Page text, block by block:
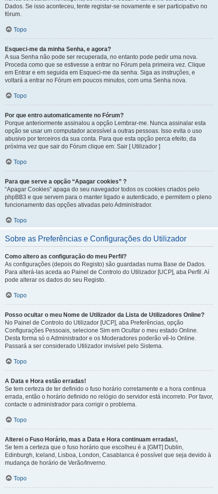
Dados. Se isso aconteceu, tente registar-se novamente e ser participativo no
fórum.
Topo
Esqueci-me da minha Senha, e agora?
A sua Senha não pode ser recuperada, no entanto pode pedir uma nova.
Proceda como que se estivesse a entrar no Fórum pela primeira vez. Clique
em Entrar e em seguida em Esqueci-me da senha. Siga as instruções, e
voltará a entrar no Fórum em poucos minutos, com uma Senha nova.
Topo
Por que entro automaticamente no Fórum?
Porque anteriormente assinalou a opção Lembrar-me. Nunca assinalar esta
opção se usar um computador acessível a outras pessoas. Isso evita o uso
abusivo por terceiros da sua conta. Para que esta opção perca efeito, da
próxima vez que sair do Fórum clique em: Sair [ Utilizador ]
Topo
Para que serve a opção “Apagar cookies” ?
“Apagar Cookies” apaga do seu navegador todos os cookies criados pelo
phpBB3 e que servem para o manter ligado e autenticado, e permitem o pleno
funcionamento das opções ativadas pelo Administrador.
Topo
Sobre as Preferências e Configurações do Utilizador
Como altero as configuração do meu Perfil?
As configurações (depois do Registo) são guardadas numa Base de Dados.
Para alterá-las aceda ao Painel de Controlo do Utilizador [UCP], aba Perfil. Aí
pode alterar os dados do seu Registo.
Topo
Posso ocultar o meu Nome de Utilizador da Lista de Utilizadores Online?
No Painel de Controlo do Utilizador [UCP], aba Preferências, opção
Configurações Pessoais, selecione Sim em Ocultar o meu estado Online.
Desta forma só o Administrador e os Moderadores poderão vê-lo Online.
Passará a ser considerado Utilizador invisível pelo Sistema.
Topo
A Data e Hora estão erradas!
Se tem certeza de ter definido o fuso horário corretamente e a hora continua
errada, então o horário definido no relógio do servidor está incorreto. Por favor,
contacte o administrador para corrigir o problema.
Topo
Alterei o Fuso Horário, mas a Data e Hora continuam erradas!,
Se tem a certeza que o fuso horário que escolheu é a [GMT] Dublin,
Edinburgh, Iceland, Lisboa, London, Casablanca é possível que seja devido à
mudança de horário de Verão/Inverno.
Topo